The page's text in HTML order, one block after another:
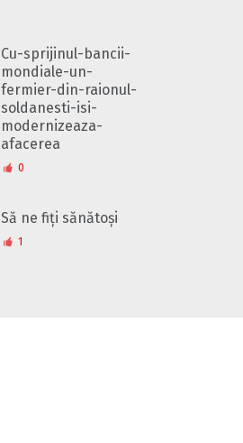
Cu-sprijinul-bancii-
mondiale-un-
fermier-din-raionul-
soldanesti-isi-
modernizeaza-
afacerea
0
Să ne fiți sănătoși
1